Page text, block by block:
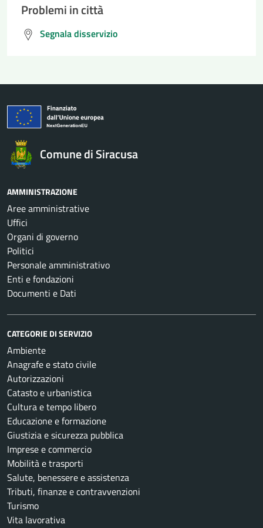
Problemi in città
Segnala disservizio
Comune di Siracusa
AMMINISTRAZIONE
Aree amministrative
Uffici
Organi di governo
Politici
Personale amministrativo
Enti e fondazioni
Documenti e Dati
CATEGORIE DI SERVIZIO
Ambiente
Anagrafe e stato civile
Autorizzazioni
Catasto e urbanistica
Cultura e tempo libero
Educazione e formazione
Giustizia e sicurezza pubblica
Imprese e commercio
Mobilità e trasporti
Salute, benessere e assistenza
Tributi, finanze e contravvenzioni
Turismo
Vita lavorativa